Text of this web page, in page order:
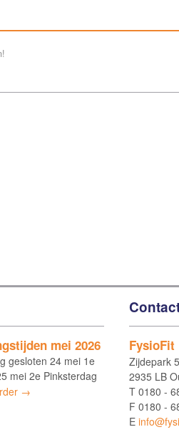
mei 2026
gesloten 24 mei 1e
mei 2e Pinksterdag
→
FysioFit
Zijdepark
2935 LB
T 0180 -
F 0180 -
E